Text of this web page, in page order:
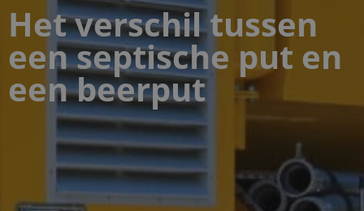
Het verschil tussen
een septische put en
een beerput